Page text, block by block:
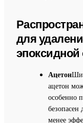
для
Ацетон
ацетон
особенно
безопасен
менее